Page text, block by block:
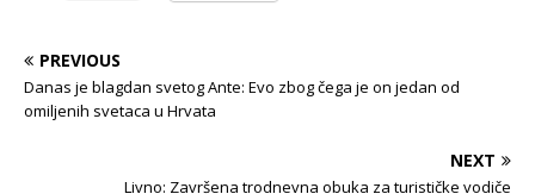
PREVIOUS
Danas je blagdan svetog Ante: Evo zbog čega je on jedan od
omiljenih svetaca u Hrvata
NEXT
Livno: Završena trodnevna obuka za turističke vodiče